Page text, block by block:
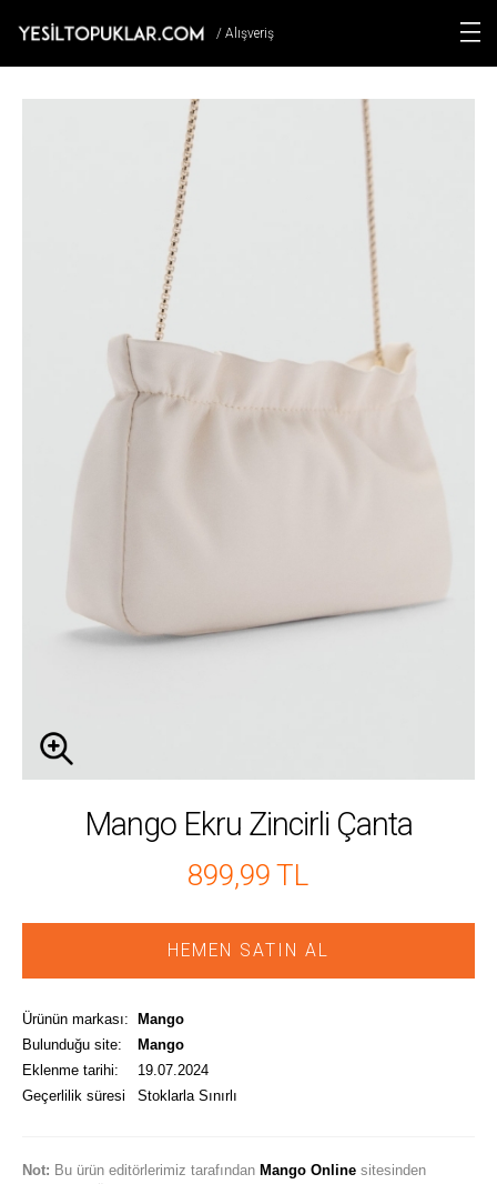
/ Alışveriş
Mango Ekru Zincirli Çanta
899,99 TL
HEMEN SATIN AL
Ürünün markası:
Mango
Bulunduğu site:
Mango
Eklenme tarihi:
19.07.2024
Geçerlilik süresi
Stoklarla Sınırlı
Not: Bu ürün editörlerimiz tarafından Mango Onlinesitesinden